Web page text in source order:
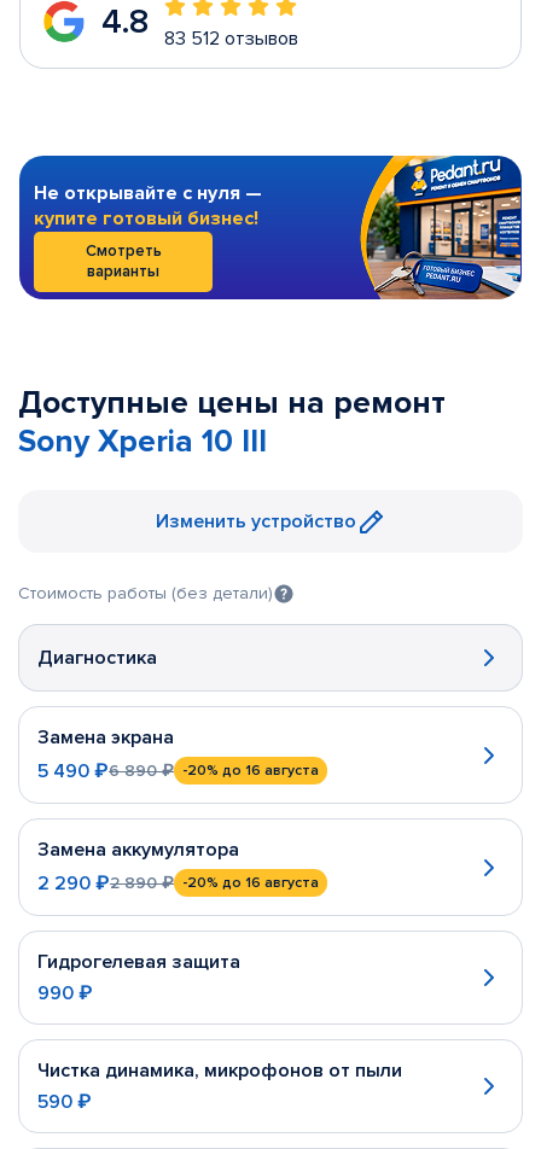
4.8 83 512 отзывов
Не открывайте с нуля —
купите готовый бизнес!
Смотреть
варианты
Доступные цены на ремонт
Sony Xperia 10 III
Изменить устройство
Стоимость работы (без детали)
Диагностика
Замена экрана
5 490 ₽6 890 ₽ -20% до 16 августа
Замена аккумулятора
2 290 ₽2 890 ₽ -20% до 16 августа
Гидрогелевая защита
990 ₽
Чистка динамика, микрофонов от пыли
590 ₽